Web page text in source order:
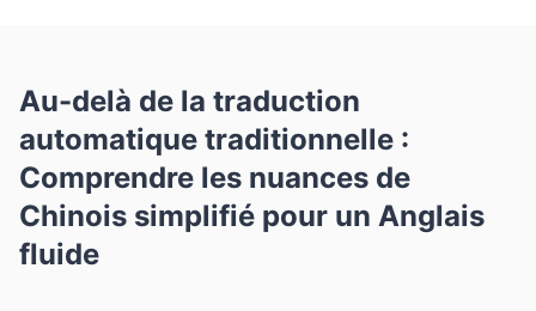
Au-delà de la traduction
automatique traditionnelle :
Comprendre les nuances de
Chinois simplifié pour un Anglais
fluide